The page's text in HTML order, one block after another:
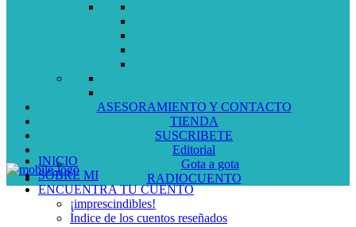
ASESORAMIENTO Y CONTACTO
TIENDA
SUSCRIBETE
Editorial
Gota a gota
RADIOCUENTO
INICIO
SOBRE MI
ENCUENTRA TU CUENTO
¡imprescindibles!
Índice de los cuentos reseñados